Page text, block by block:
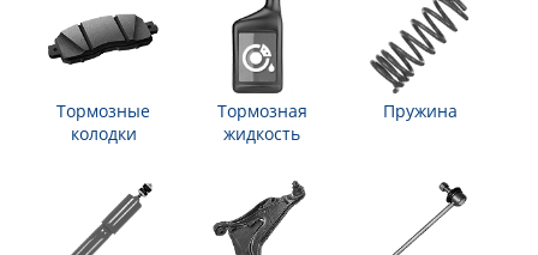
Тормозные
колодки
Тормозная
жидкость
Пружина